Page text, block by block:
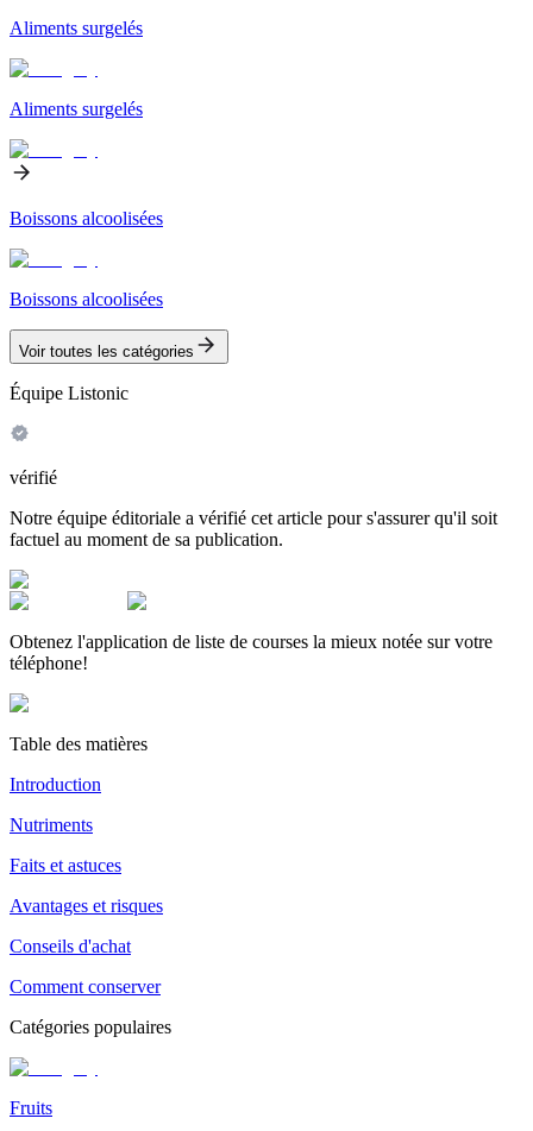
Aliments surgelés
Aliments surgelés
Boissons alcoolisées
Boissons alcoolisées
Voir toutes les catégories
Équipe Listonic
vérifié
Notre équipe éditoriale a vérifié cet article pour s'assurer qu'il soit
factuel au moment de sa publication.
Obtenez l'application de liste de courses la mieux notée sur votre
téléphone!
Table des matières
Introduction
Nutriments
Faits et astuces
Avantages et risques
Conseils d'achat
Comment conserver
Catégories populaires
Fruits